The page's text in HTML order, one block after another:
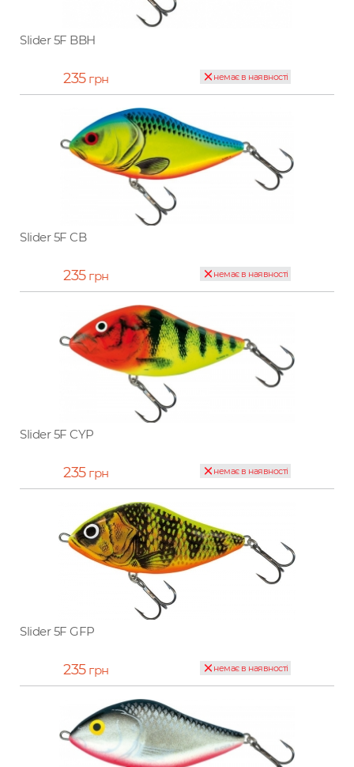
Slider 5F BBH
235грн немає в наявності
Slider 5F CB
235грн немає в наявності
Slider 5F CYP
235грн немає в наявності
Slider 5F GFP
235грн немає в наявності